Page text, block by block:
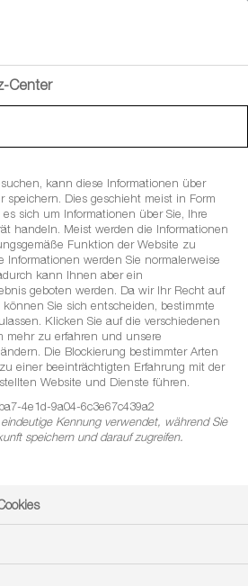
Center
kann diese Informationen über
speichern. Dies geschieht meist in Form
sich um Informationen über Sie, Ihre
handeln. Meist werden die Informationen
Funktion der Website zu
Informationen werden Sie normalerweise
kann Ihnen aber ein
geboten werden. Da wir Ihr Recht auf
Sie sich entscheiden, bestimmte
Klicken Sie auf die verschiedenen
mehr zu erfahren und unsere
Die Blockierung bestimmter Arten
einer beeinträchtigten Erfahrung mit der
Website und Dienste führen.
4e1d-9a04-6c3e67c439a2
Kennung verwendet, während Sie
speichern und darauf zugreifen.